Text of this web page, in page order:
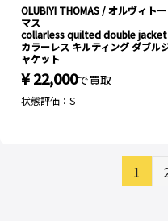
OLUBIYI THOMAS / オルヴィトー
マス
collarless quilted double jacket
カラーレス キルティング ダブル
ャケット
¥ 22,000で買取
状態評価：S
1